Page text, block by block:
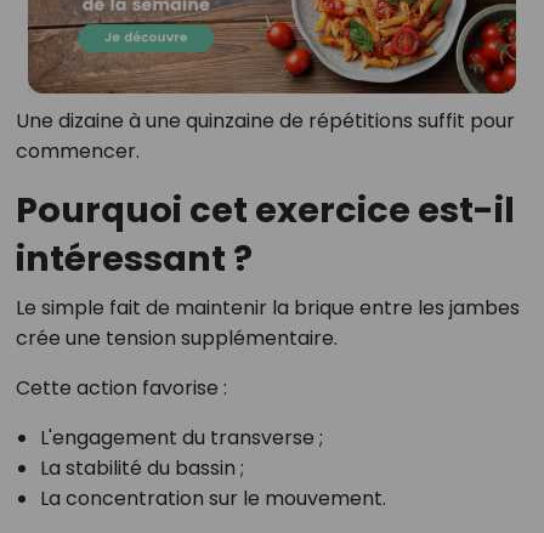
Une dizaine à une quinzaine de répétitions suffit pour
commencer.
Pourquoi cet exercice est-il
intéressant ?
Le simple fait de maintenir la brique entre les jambes
crée une tension supplémentaire.
Cette action favorise :
L'engagement du transverse ;
La stabilité du bassin ;
La concentration sur le mouvement.